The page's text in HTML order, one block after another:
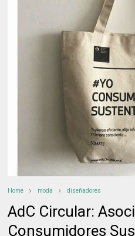
Home moda diseñadores
AdC Circular:
Consumidores